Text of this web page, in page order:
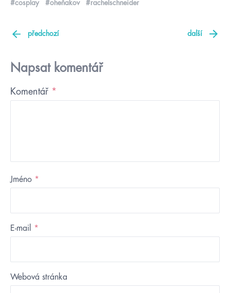
#cosplay #oheňakov #rachelschneider
předchozí další
Napsat komentář
Komentář *
Jméno *
E-mail *
Webová stránka